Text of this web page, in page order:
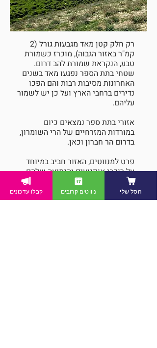
רק חלק קטן מאד מגבעות גורל (2
קמ"ר באזור הגבוה), מוכרז כשמורת
טבע, הנקראת שמורת להב דרום.
שטחי בתת הספר נפגעו מאד בשנים
האחרונות מסיבות רבות והם הפכו
נדירים ברחבי הארץ ועל כן יש לשמור
עליהם.
אזורי בתת ספר נמצאים כיום
במורדות המזרחיים של הרי השומרון,
בדרום הר חברון וכאן.
פרט למנווטים, האזור חביב במיוחד
על רוכבי אופנועים והנסיעה שלהם
על המדרונות פוגעת מאד בקרום
הקרקע, בחי ובצומח.
קבלו עדכונים ניווטים קרובים הסל שלי